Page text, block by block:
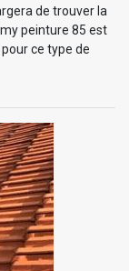
de trouver la
peinture 85 est
ce type de